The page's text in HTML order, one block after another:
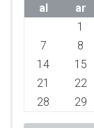
al
ar
1
7
8
14
15
21
22
28
29